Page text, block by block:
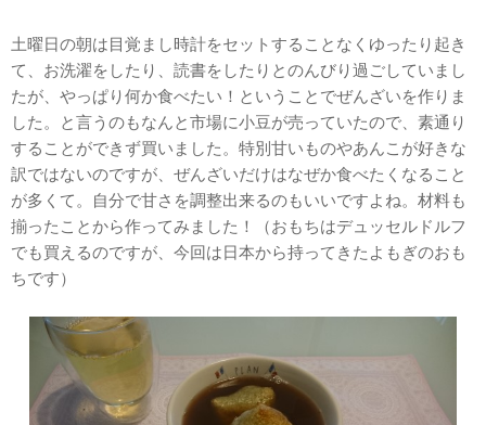
土曜日の朝は目覚まし時計をセットすることなくゆったり起き
て、お洗濯をしたり、読書をしたりとのんびり過ごしていまし
たが、やっぱり何か食べたい！ということでぜんざいを作りま
した。と言うのもなんと市場に小豆が売っていたので、素通り
することができず買いました。特別甘いものやあんこが好きな
訳ではないのですが、ぜんざいだけはなぜか食べたくなること
が多くて。自分で甘さを調整出来るのもいいですよね。材料も
揃ったことから作ってみました！（おもちはデュッセルドルフ
でも買えるのですが、今回は日本から持ってきたよもぎのおも
ちです）